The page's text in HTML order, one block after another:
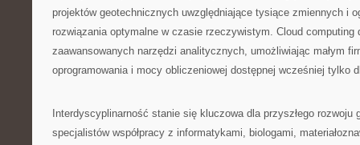
projektów geotechnicznych uwzględniające tysiące zmiennych i
rozwiązania optymalne w czasie rzeczywistym. Cloud computing
zaawansowanych narzędzi analitycznych, umożliwiając małym
oprogramowania i mocy obliczeniowej dostępnej wcześniej tylko
Interdyscyplinarność stanie się kluczowa dla przyszłego rozwoju
specjalistów współpracy z informatykami, biologami,